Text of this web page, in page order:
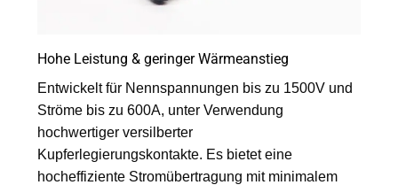
Hohe Leistung & geringer Wärmeanstieg
Entwickelt für Nennspannungen bis zu 1500V und
Ströme bis zu 600A, unter Verwendung
hochwertiger versilberter
Kupferlegierungskontakte. Es bietet eine
hocheffiziente Stromübertragung mit minimalem